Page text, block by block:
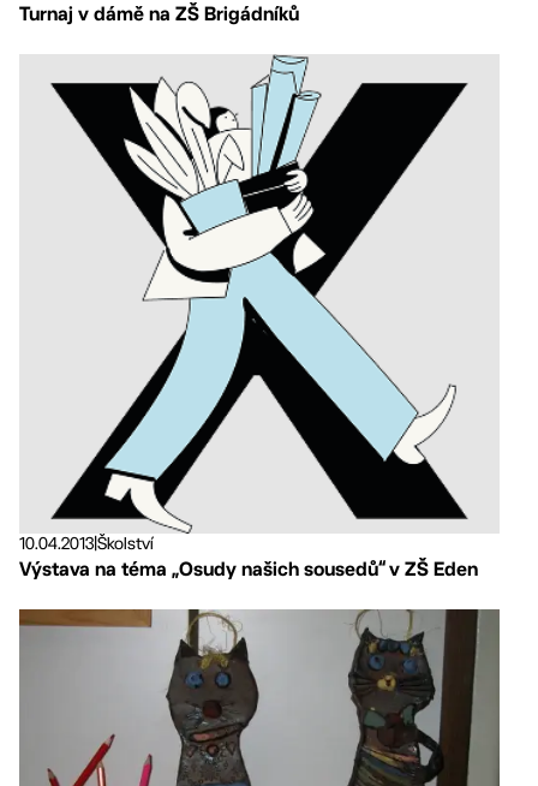
Turnaj v dámě na ZŠ Brigádníků
10.04.2013Školství
Výstava na téma „Osudy našich sousedů“ v ZŠ Eden